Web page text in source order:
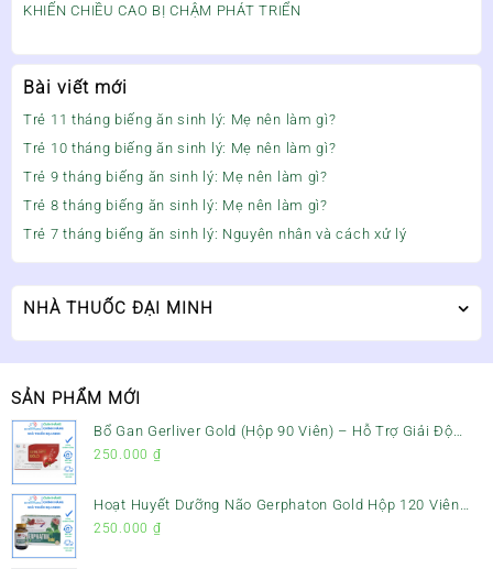
KHIẾN CHIỀU CAO BỊ CHẬM PHÁT TRIỂN
Bài viết mới
Trẻ 11 tháng biếng ăn sinh lý: Mẹ nên làm gì?
Trẻ 10 tháng biếng ăn sinh lý: Mẹ nên làm gì?
Trẻ 9 tháng biếng ăn sinh lý: Mẹ nên làm gì?
Trẻ 8 tháng biếng ăn sinh lý: Mẹ nên làm gì?
Trẻ 7 tháng biếng ăn sinh lý: Nguyên nhân và cách xử lý
NHÀ THUỐC ĐẠI MINH
SẢN PHẨM MỚI
Bổ Gan Gerliver Gold (Hộp 90 Viên) – Hỗ Trợ Giải Độc
Gan, Mát Gan & Bảo Vệ Gan
250.000 ₫
Hoạt Huyết Dưỡng Não Gerphaton Gold Hộp 120 Viên
– Giảm Đau Đầu, Hoa Mắt, Chóng Mặt & Rối Loạn Tiền
250.000 ₫